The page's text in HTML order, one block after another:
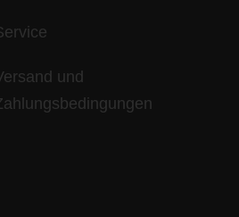
und